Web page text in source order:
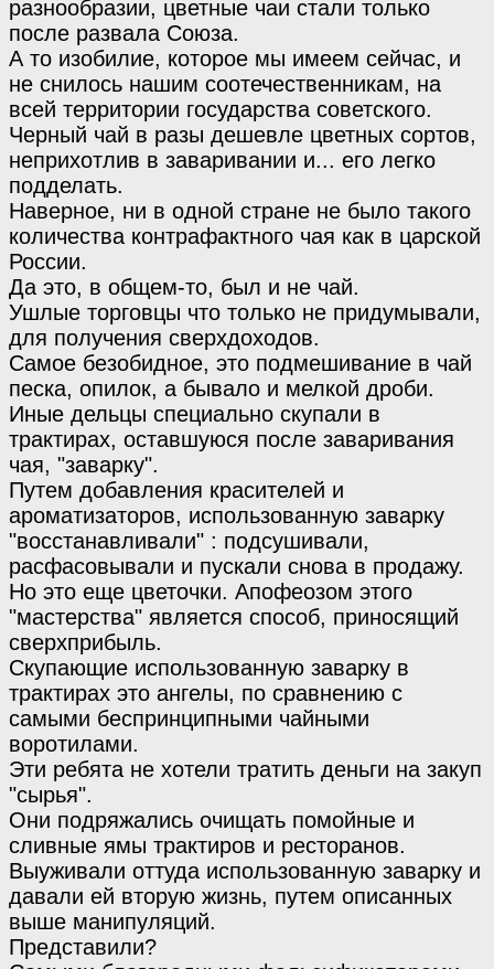
разнообразии, цветные чаи стали только
после развала Союза.
А то изобилие, которое мы имеем сейчас, и
не снилось нашим соотечественникам, на
всей территории государства советского.
Черный чай в разы дешевле цветных сортов,
неприхотлив в заваривании и... его легко
подделать.
Наверное, ни в одной стране не было такого
количества контрафактного чая как в царской
России.
Да это, в общем-то, был и не чай.
Ушлые торговцы что только не придумывали,
для получения сверхдоходов.
Самое безобидное, это подмешивание в чай
песка, опилок, а бывало и мелкой дроби.
Иные дельцы специально скупали в
трактирах, оставшуюся после заваривания
чая, "заварку".
Путем добавления красителей и
ароматизаторов, использованную заварку
"восстанавливали" : подсушивали,
расфасовывали и пускали снова в продажу.
Но это еще цветочки. Апофеозом этого
"мастерства" является способ, приносящий
сверхприбыль.
Скупающие использованную заварку в
трактирах это ангелы, по сравнению с
самыми беспринципными чайными
воротилами.
Эти ребята не хотели тратить деньги на закуп
"сырья".
Они подряжались очищать помойные и
сливные ямы трактиров и ресторанов.
Выуживали оттуда использованную заварку и
давали ей вторую жизнь, путем описанных
выше манипуляций.
Представили?